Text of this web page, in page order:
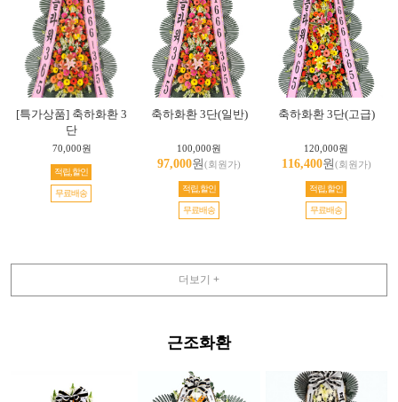
[특가상품] 축하화환 3
단
70,000원
적립,할인
무료배송
축하화환 3단(일반)
100,000원
97,000원(회원가)
적립,할인
무료배송
축하화환 3단(고급)
120,000원
116,400원(회원가)
적립,할인
무료배송
더보기 +
근조화환